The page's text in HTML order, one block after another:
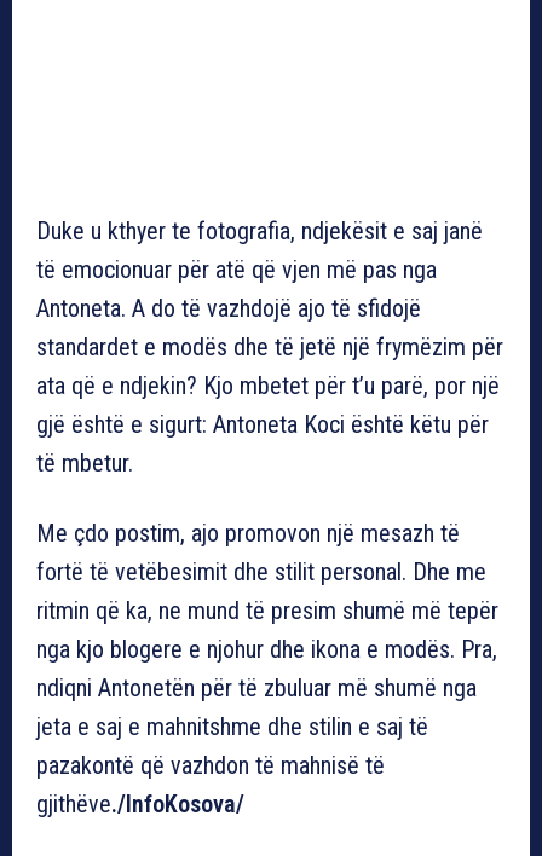
Duke u kthyer te fotografia, ndjekësit e saj janë
të emocionuar për atë që vjen më pas nga
Antoneta. A do të vazhdojë ajo të sfidojë
standardet e modës dhe të jetë një frymëzim për
ata që e ndjekin? Kjo mbetet për t’u parë, por një
gjë është e sigurt: Antoneta Koci është këtu për
të mbetur.
Me çdo postim, ajo promovon një mesazh të
fortë të vetëbesimit dhe stilit personal. Dhe me
ritmin që ka, ne mund të presim shumë më tepër
nga kjo blogere e njohur dhe ikona e modës. Pra,
ndiqni Antonetën për të zbuluar më shumë nga
jeta e saj e mahnitshme dhe stilin e saj të
pazakontë që vazhdon të mahnisë të
gjithëve./InfoKosova/